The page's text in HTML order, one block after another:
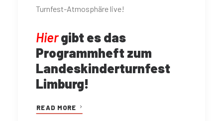
Turnfest-Atmosphäre live!
Hiergibt es das
Programmheft zum
Landeskinderturnfest
Limburg!
READ MORE